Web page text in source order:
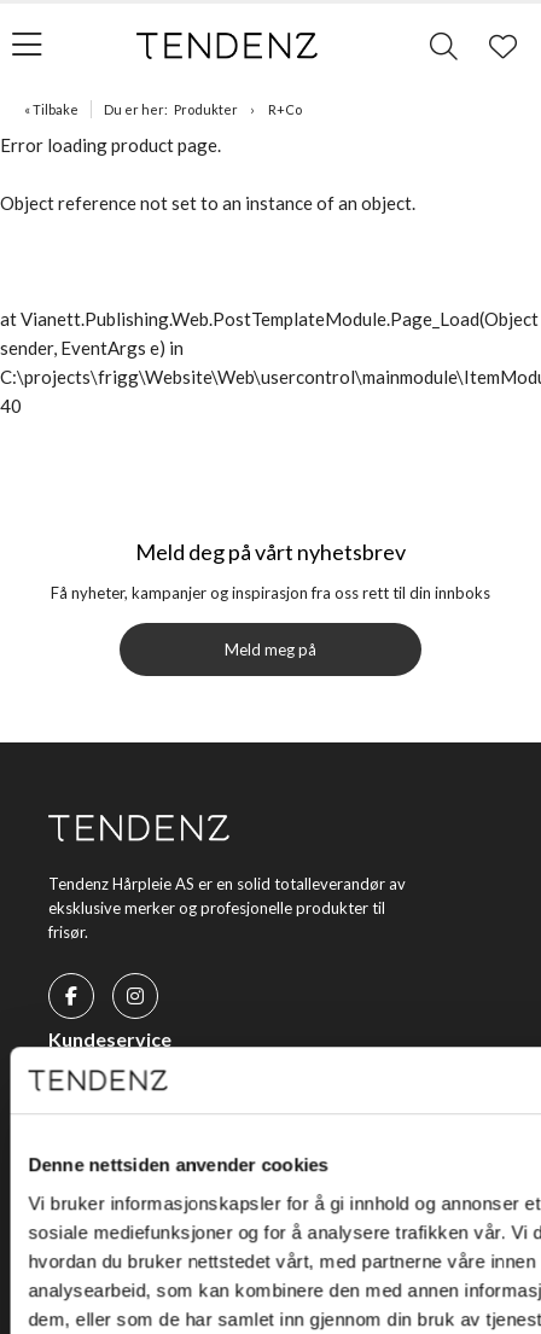
Denne nettsiden anvender cookies
Vi bruker informasjonskapsler for å gi innhold og annonser
sosiale mediefunksjoner og for å analysere trafikken vår. Vi
hvordan du bruker nettstedet vårt, med partnerne våre
analysearbeid, som kan kombinere den med annen
dem, eller som de har samlet inn gjennom din bruk av
« Tilbake Du er her: Produkter R+Co
Error loading product page.
Object reference not set to an instance of an object.
at Vianett.Publishing.Web.PostTemplateModule.Page_Load(Object
sender, EventArgs e) in
40
Meld deg på vårt nyhetsbrev
Få nyheter, kampanjer og inspirasjon fra oss rett til din innboks
Meld meg på
Tendenz Hårpleie AS er en solid totalleverandør av
eksklusive merker og profesjonelle produkter til
frisør.
Kundeservice
Kjøpsvilkår
Personvern
Holtegata 26, 0355 Oslo
Telefon: +47 22 92 50 00
E-post: kundeservice@tendenz.net
Nyttige lenker